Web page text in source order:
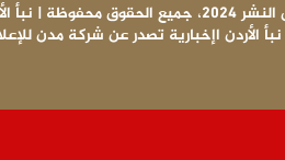
محفوظة | نبأ الأردن
الأردن اإخبارية تصدر عن شركة مدن